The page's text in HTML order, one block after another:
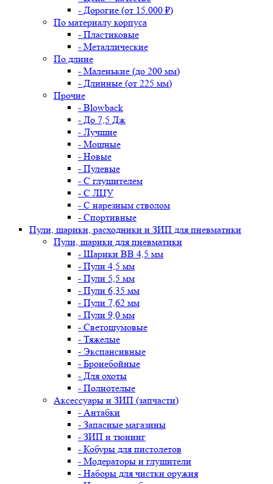
- Дорогие (от 15.000 ₽)
По материалу корпуса
- Пластиковые
- Металлические
По длине
- Маленькие (до 200 мм)
- Длинные (от 225 мм)
Прочие
- Blowback
- До 7,5 Дж
- Лучшие
- Мощные
- Новые
- Пулевые
- С глушителем
- С ЛЦУ
- С нарезным стволом
- Спортивные
Пули, шарики, расходники и ЗИП для пневматики
Пули, шарики для пневматики
- Шарики BB 4,5 мм
- Пули 4,5 мм
- Пули 5,5 мм
- Пули 6,35 мм
- Пули 7,62 мм
- Пули 9,0 мм
- Светошумовые
- Тяжелые
- Экспансивные
- Бронебойные
- Для охоты
- Полнотелые
Аксессуары и ЗИП (запчасти)
- Антабки
- Запасные магазины
- ЗИП и тюнинг
- Кобуры для пистолетов
- Модераторы и глушители
- Наборы для чистки оружия